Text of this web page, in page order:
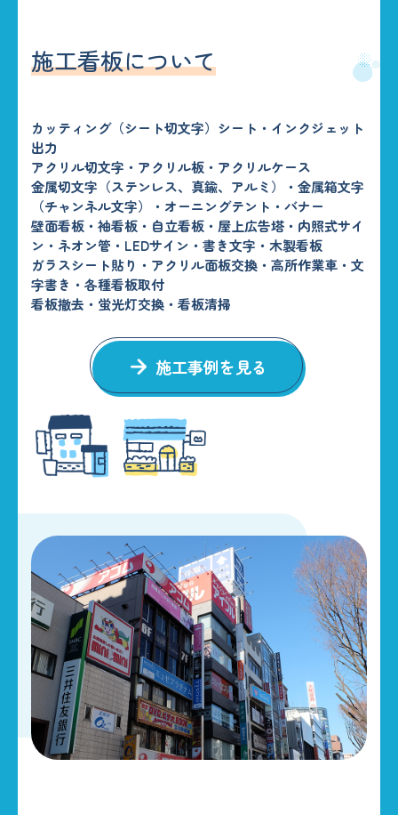
施工看板について
カッティング（シート切文字）シート・インクジェット
出力
アクリル切文字・アクリル板・アクリルケース
金属切文字（ステンレス、真鍮、アルミ）・金属箱文字
（チャンネル文字）・オーニングテント・バナー
壁面看板・袖看板・自立看板・屋上広告塔・内照式サイ
ン・ネオン管・LEDサイン・書き文字・木製看板
ガラスシート貼り・アクリル面板交換・高所作業車・文
字書き・各種看板取付
看板撤去・蛍光灯交換・看板清掃
施工事例を見る